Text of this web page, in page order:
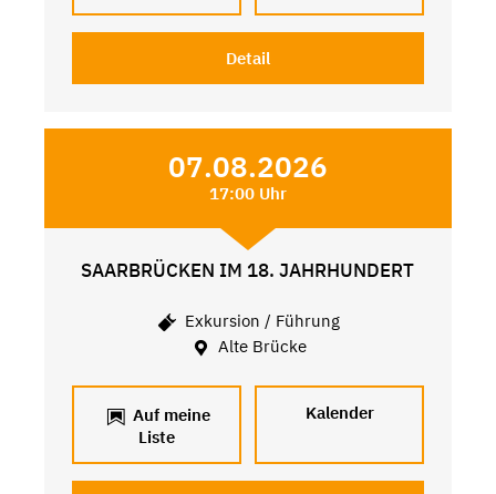
Detail
07.08.2026
17:00 Uhr
SAARBRÜCKEN IM 18. JAHRHUNDERT
Exkursion / Führung
Alte Brücke
Auf meine
Liste
Kalender